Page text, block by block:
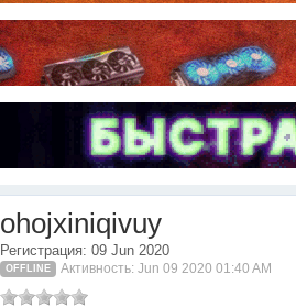
ohojxiniqivuy
Регистрация: 09 Jun 2020
OFFLINE Активность: Jun 09 2020 01:40 AM